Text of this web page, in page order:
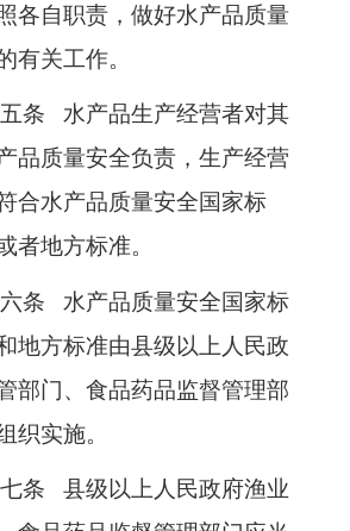
各自职责，做好水产品质量
有关工作。
条 水产品生产经营者对其
品质量安全负责，生产经营
合水产品质量安全国家标
者地方标准。
条 水产品质量安全国家标
地方标准由县级以上人民政
部门、食品药品监督管理部
织实施。
条 县级以上人民政府渔业